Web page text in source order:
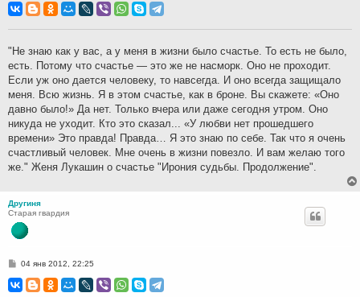
о
б
и
е
"Не знаю как у вас, а у меня в жизни было счастье. То есть не было,
есть. Потому что счастье — это же не насморк. Оно не проходит.
Если уж оно дается человеку, то навсегда. И оно всегда защищало
меня. Всю жизнь. Я в этом счастье, как в броне. Вы скажете: «Оно
давно было!» Да нет. Только вчера или даже сегодня утром. Оно
никуда не уходит. Кто это сказал... «У любви нет прошедшего
времени» Это правда! Правда… Я это знаю по себе. Так что я очень
счастливый человек. Мне очень в жизни повезло. И вам желаю того
же." Женя Лукашин о счастье "Ирония судьбы. Продолжение".
Другиня
Старая гвардия
С
о
б
04 янв 2012, 22:25